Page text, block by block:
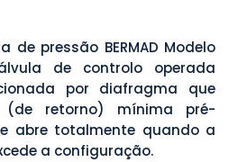
pressão BERMAD Modelo
de controlo operada
por diafragma que
retorno) mínima pré-
abre totalmente quando a
a configuração.